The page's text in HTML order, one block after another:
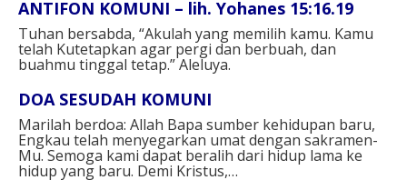
ANTIFON KOMUNI – lih. Yohanes 15:16.19⁣
Tuhan bersabda, “Akulah yang memilih kamu. Kamu
telah Kutetapkan agar pergi dan berbuah, dan
buahmu tinggal tetap.” Aleluya.⁣
DOA SESUDAH KOMUNI⁣
Marilah berdoa: Allah Bapa sumber kehidupan baru,
Engkau telah menyegarkan umat dengan sakramen-
Mu. Semoga kami dapat beralih dari hidup lama ke
hidup yang baru. Demi Kristus,…⁣⁣